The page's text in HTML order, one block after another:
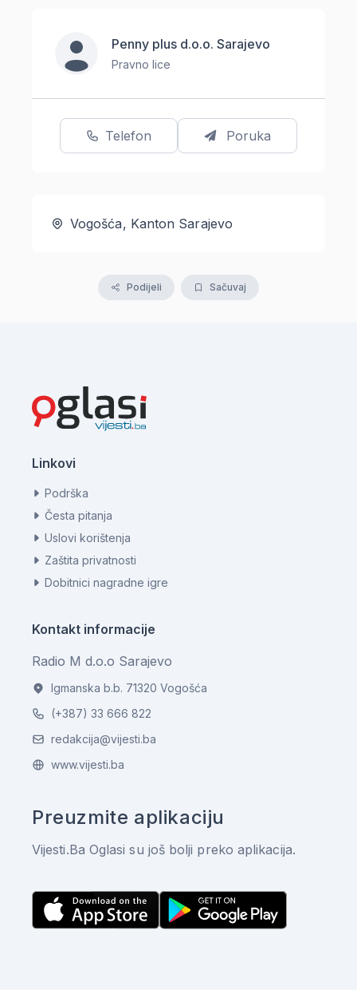
Penny plus d.o.o. Sarajevo
Pravno lice
Telefon Poruka
Vogošća, Kanton Sarajevo
Podijeli Sačuvaj
Linkovi
Podrška
Česta pitanja
Uslovi korištenja
Zaštita privatnosti
Dobitnici nagradne igre
Kontakt informacije
Radio M d.o.o Sarajevo
Igmanska b.b. 71320 Vogošća
(+387) 33 666 822
redakcija@vijesti.ba
www.vijesti.ba
Preuzmite aplikaciju
Vijesti.Ba Oglasi su još bolji preko aplikacija.